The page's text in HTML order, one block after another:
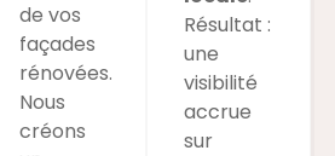
de vos
façades
rénovées.
Nous
créons
Résultat :
une
visibilité
accrue
sur